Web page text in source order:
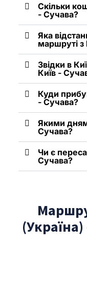
Скільки
- Сучава?
Яка
маршруті з
Звідки в
Київ -
Куди
- Сучава?
Якими
Сучава?
Чи є
Сучава?